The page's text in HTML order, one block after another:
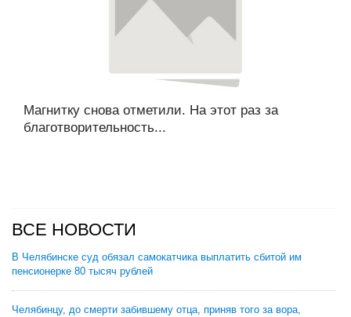
Магнитку снова отметили. На этот раз за
благотворительность...
ВСЕ НОВОСТИ
В Челябинске суд обязал самокатчика выплатить сбитой им
пенсионерке 80 тысяч рублей
Челябинцу, до смерти забившему отца, приняв того за вора,